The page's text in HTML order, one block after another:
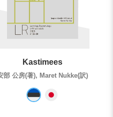
Kastimees
部 公房(著), Maret Nukke(訳)